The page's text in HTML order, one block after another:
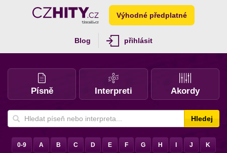
Výhodné předplatné
Blog přihlásit
Písně Interpreti Akordy
Hledej
0-9 A B C D E F G H J K